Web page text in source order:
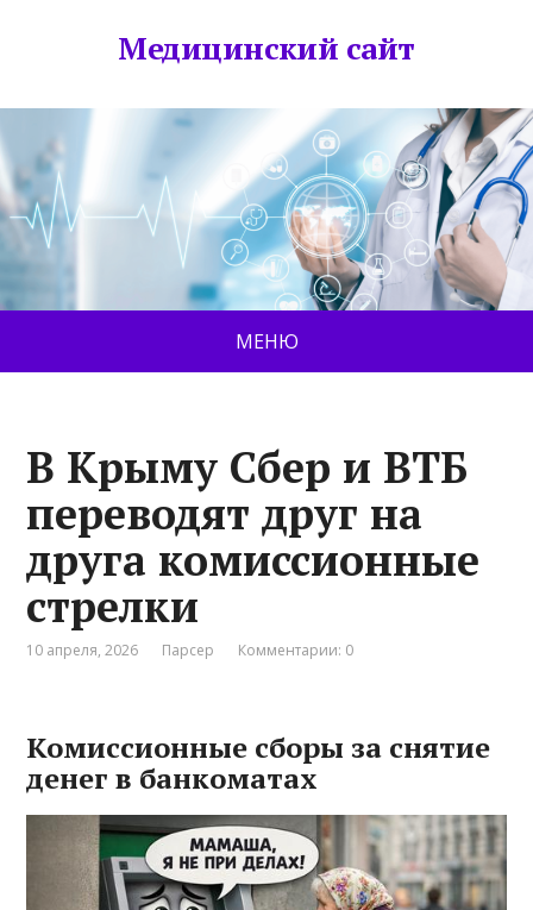
Медицинский сайт
МЕНЮ
В Крыму Сбер и ВТБ
переводят друг на
друга комиссионные
стрелки
10 апреля, 2026 Парсер Комментарии: 0
Комиссионные сборы за снятие
денег в банкоматах